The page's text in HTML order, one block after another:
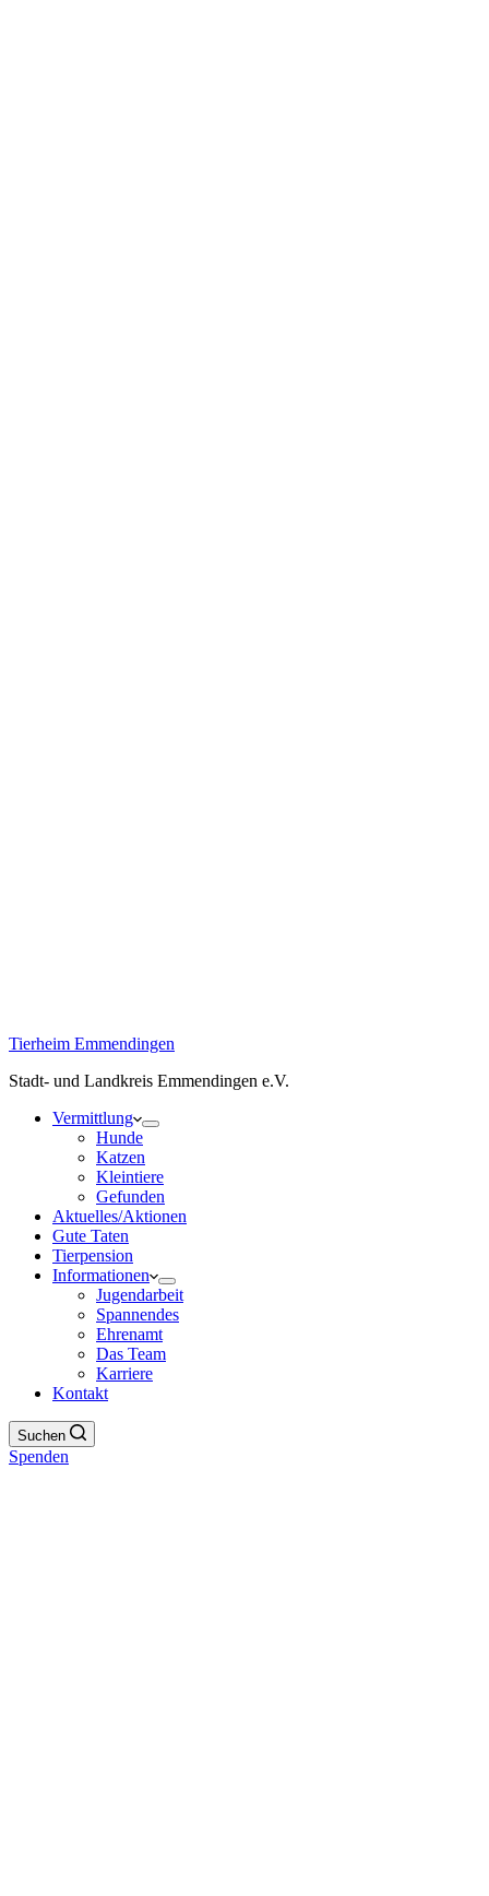
Tierheim Emmendingen
Stadt- und Landkreis Emmendingen e.V.
Vermittlung
Hunde
Katzen
Kleintiere
Gefunden
Aktuelles/Aktionen
Gute Taten
Tierpension
Informationen
Jugendarbeit
Spannendes
Ehrenamt
Das Team
Karriere
Kontakt
Suchen
Spenden